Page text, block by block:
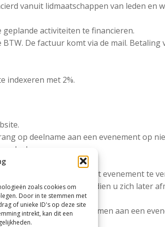
zoals cookies om
Door in te stemmen met
of unieke ID's op deze site
intrekt, kan dit een
vanuit lidmaatschappen van leden en
activiteiten te financieren.
De factuur komt via de mail.
indexeren met 2%.
op deelname aan een evenement op
deelgenomen.
zonder vergoeding het evenement te
aan het evenement. Indien u zich later
te weigeren deel te nemen aan een